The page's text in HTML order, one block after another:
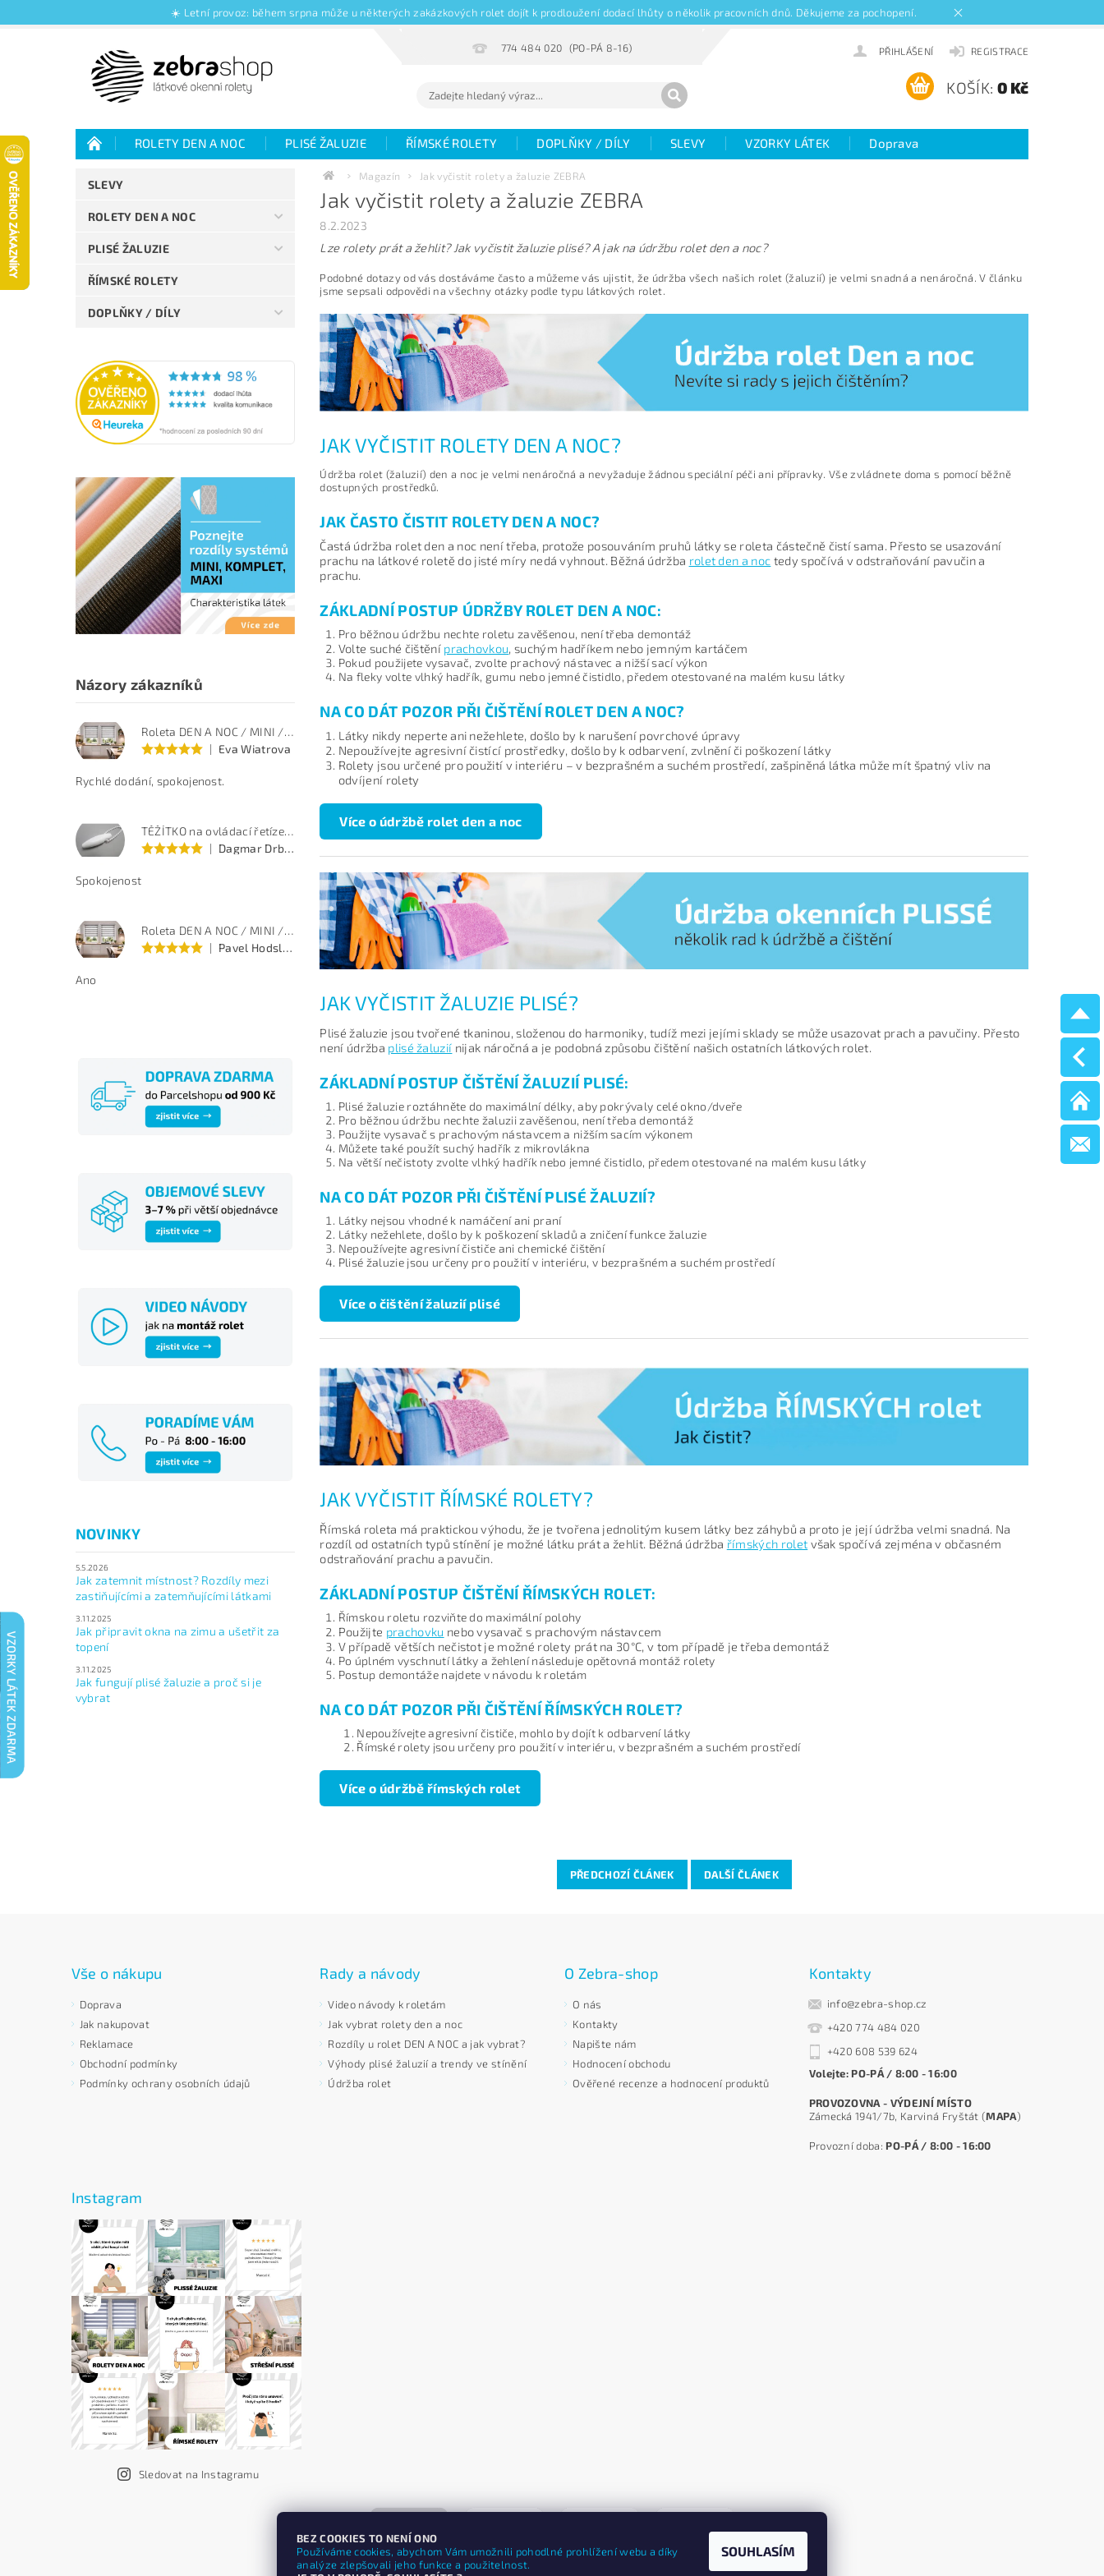
☀️ Letní provoz: během srpna může u některých zakázkových rolet dojít k prodloužení dodací lhůty o několik pracovních dnů. Děkujeme za pochopení.
774 484 020 PŘIHLÁŠENÍ REGISTRACE
KOŠÍK: 0 Kč
ROLETY DEN A NOC PLISÉ ŽALUZIE ŘÍMSKÉ ROLETY DOPLŇKY / DÍLY SLEVY VZORKY LÁTEK Doprava
O nás Hodnocení Fotogalerie
Výhody plisé žaluzií Magazín
SLEVY
ROLETY DEN A NOC
PLISÉ ŽALUZIE
ŘÍMSKÉ ROLETY
DOPLŇKY / DÍLY
Názory zákazníků
Roleta DEN A NOC / MINI / PREMIUM / šedý melír / BH 170
| Eva Wiatrova
Rychlé dodání, spokojenost.
TĚŽÍTKO na ovládací řetízek - bílé
|
Dagmar Drbohlavová
Spokojenost
Roleta DEN A NOC / MINI / PREMIUM / šedý melír / BH 170
|
Pavel Hodslavský
Ano
NOVINKY
5.5.2026
Jak zatemnit místnost? Rozdíly mezi
zastiňujícími a zatemňujícími látkami
3.11.2025
Jak připravit okna na zimu a ušetřit za
topení
3.11.2025
Jak fungují plisé žaluzie a proč si je
vybrat
Magazín Jak vyčistit rolety a žaluzie ZEBRA
Jak vyčistit rolety a žaluzie ZEBRA
8.2.2023
Lze rolety prát a žehlit? Jak vyčistit žaluzie plisé? A jak na údržbu rolet den a noc?
Podobné dotazy od vás dostáváme často a můžeme vás ujistit, že údržba všech našich rolet (žaluzií) je velmi snadná a nenáročná. V článku
jsme sepsali odpovědi na všechny otázky podle typu látkových rolet.
JAK VYČISTIT ROLETY DEN A NOC?
Údržba rolet (žaluzií) den a noc je velmi nenáročná a nevyžaduje žádnou speciální péči ani přípravky. Vše zvládnete doma s pomocí běžně
dostupných prostředků.
JAK ČASTO ČISTIT ROLETY DEN A NOC?
Častá údržba rolet den a noc není třeba, protože posouváním pruhů látky se roleta částečně čistí sama. Přesto se usazování
prachu na látkové roletě do jisté míry nedá vyhnout. Běžná údržba rolet den a noc tedy spočívá v odstraňování pavučin a
prachu.
ZÁKLADNÍ POSTUP ÚDRŽBY ROLET DEN A NOC:
Pro běžnou údržbu nechte roletu zavěšenou, není třeba demontáž
Volte suché čištění prachovkou, suchým hadříkem nebo jemným kartáčem
Pokud použijete vysavač, zvolte prachový nástavec a nižší sací výkon
Na fleky volte vlhký hadřík, gumu nebo jemné čistidlo, předem otestované na malém kusu látky
NA CO DÁT POZOR PŘI ČIŠTĚNÍ ROLET DEN A NOC?
Látky nikdy neperte ani nežehlete, došlo by k narušení povrchové úpravy
Nepoužívejte agresivní čistící prostředky, došlo by k odbarvení, zvlnění či poškození látky
Rolety jsou určené pro použití v interiéru – v bezprašném a suchém prostředí, zašpiněná látka může mít špatný vliv na
odvíjení rolety
Více o údržbě rolet den a noc
JAK VYČISTIT ŽALUZIE PLISÉ?
Plisé žaluzie jsou tvořené tkaninou, složenou do harmoniky, tudíž mezi jejími sklady se může usazovat prach a pavučiny. Přesto
není údržba plisé žaluzií nijak náročná a je podobná způsobu čištění našich ostatních látkových rolet.
ZÁKLADNÍ POSTUP ČIŠTĚNÍ ŽALUZIÍ PLISÉ:
Plisé žaluzie roztáhněte do maximální délky, aby pokrývaly celé okno/dveře
Pro běžnou údržbu nechte žaluzii zavěšenou, není třeba demontáž
Použijte vysavač s prachovým nástavcema nižším sacím výkonem
Můžete také použít suchý hadřík z mikrovlákna
Na větší nečistoty zvolte vlhký hadřík nebo jemné čistidlo, předem otestované na malém kusu látky
NA CO DÁT POZOR PŘI ČIŠTĚNÍ PLISÉ ŽALUZIÍ?
Látky nejsou vhodné k namáčení ani praní
Látky nežehlete, došlo by k poškození skladů a zničení funkce žaluzie
Nepoužívejte agresivní čističe ani chemické čištění
Plisé žaluzie jsou určeny pro použití v interiéru, v bezprašném a suchém prostředí
Více o čištění žaluzií plisé
JAK VYČISTIT ŘÍMSKÉ ROLETY?
Římská roleta má praktickou výhodu, že je tvořena jednolitým kusem látky bez záhybů a proto je její údržba velmi snadná. Na
rozdíl od ostatních typů stínění je možné látku prát a žehlit. Běžná údržba římských rolet však spočívá zejména v občasném
odstraňování prachu a pavučin.
ZÁKLADNÍ POSTUP ČIŠTĚNÍ ŘÍMSKÝCH ROLET:
Římskou roletu rozviňte do maximální polohy
Použijte prachovku nebo vysavač s prachovým nástavcem
V případě větších nečistot je možné rolety prát na 30°C, v tom případě je třeba demontáž
Po úplném vyschnutí látky a žehlení následuje opětovná montáž rolety
Postup demontáže najdete v návodu k roletám
NA CO DÁT POZOR PŘI ČIŠTĚNÍ ŘÍMSKÝCH ROLET?
Nepoužívejte agresivní čističe, mohlo by dojít k odbarvení látky
Římské rolety jsou určeny pro použití v interiéru, v bezprašném a suchém prostředí
Více o údržbě římských rolet
PŘEDCHOZÍ ČLÁNEK DALŠÍ ČLÁNEK
Vše o nákupu
Doprava
Jak nakupovat
Reklamace
Obchodní podmínky
Podmínky ochrany osobních údajů
Rady a návody
Video návody k roletám
Jak vybrat rolety den a noc
Rozdíly u rolet DEN A NOC a jak vybrat?
Výhody plisé žaluzií a trendy ve stínění
Údržba rolet
O Zebra-shop
O nás
Kontakty
Napište nám
Hodnocení obchodu
Ověřené recenze a hodnocení produktů
Kontakty
info@zebra-shop.cz
+420 774 484 020
+420 608 539 624
Volejte: PO-PÁ / 8:00 - 16:00
PROVOZOVNA - VÝDEJNÍ MÍSTO
Zámecká 1941/7b, Karviná Fryštát (MAPA)
Provozní doba:PO-PÁ / 8:00 - 16:00
Instagram
Sledovat na Instagramu
BEZ COOKIES TO NENÍ ONO
Používáme cookies, abychom Vám umožnili pohodlné prohlížení webu a díky
analýze zlepšovali jeho funkce a použitelnost.
SOUHLASÍM